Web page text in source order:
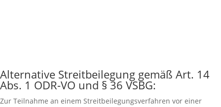
Alternative Streitbeilegung gemäß Art. 14
Abs. 1 ODR-VO und § 36 VSBG:
Zur Teilnahme an einem Streitbeilegungsverfahren vor einer